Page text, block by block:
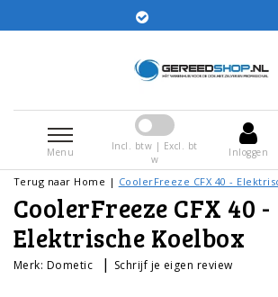
Menu
Incl. btw | Excl. bt
w
Inloggen
Terug naar Home | CoolerFreeze CFX 40 -
CoolerFreeze CFX 40 -
Elektrische Koelbox
Merk: Dometic | Schrijf je eigen review